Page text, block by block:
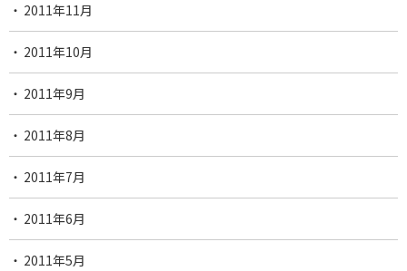
2011年11月
2011年10月
2011年9月
2011年8月
2011年7月
2011年6月
2011年5月